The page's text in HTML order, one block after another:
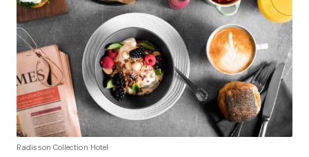
Radisson Collection Hotel